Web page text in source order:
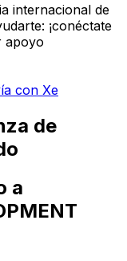
internacional de
¡conéctate
apoyo
con Xe
de
a